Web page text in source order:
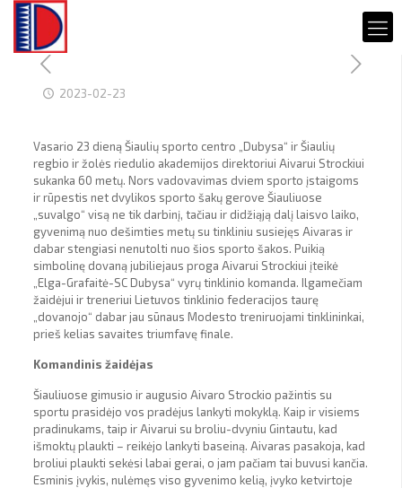
2023-02-23
Vasario 23 dieną Šiaulių sporto centro „Dubysa“ ir Šiaulių
regbio ir žolės riedulio akademijos direktoriui Aivarui Strockiui
sukanka 60 metų. Nors vadovavimas dviem sporto įstaigoms
ir rūpestis net dvylikos sporto šakų gerove Šiauliuose
„suvalgo“ visą ne tik darbinį, tačiau ir didžiąją dalį laisvo laiko,
gyvenimą nuo dešimties metų su tinkliniu susiejęs Aivaras ir
dabar stengiasi nenutolti nuo šios sporto šakos. Puikią
simbolinę dovaną jubiliejaus proga Aivarui Strockiui įteikė
„Elga-Grafaitė-SC Dubysa“ vyrų tinklinio komanda. Ilgamečiam
žaidėjui ir treneriui Lietuvos tinklinio federacijos taurę
„dovanojo“ dabar jau sūnaus Modesto treniruojami tinklininkai,
prieš kelias savaites triumfavę finale.
Komandinis žaidėjas
Šiauliuose gimusio ir augusio Aivaro Strockio pažintis su
sportu prasidėjo vos pradėjus lankyti mokyklą. Kaip ir visiems
pradinukams, taip ir Aivarui su broliu-dvyniu Gintautu, kad
išmoktų plaukti – reikėjo lankyti baseiną. Aivaras pasakoja, kad
broliui plaukti sekėsi labai gerai, o jam pačiam tai buvusi kančia.
Esminis įvykis, nulėmęs viso gyvenimo kelią, įvyko ketvirtoje